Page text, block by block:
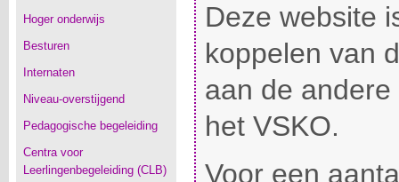
Hoger onderwijs
Besturen
Internaten
Niveau-overstijgend
Pedagogische begeleiding
Centra voor
Leerlingenbegeleiding (CLB)
Deze website
koppelen van
aan de
het VSKO.
Voor een